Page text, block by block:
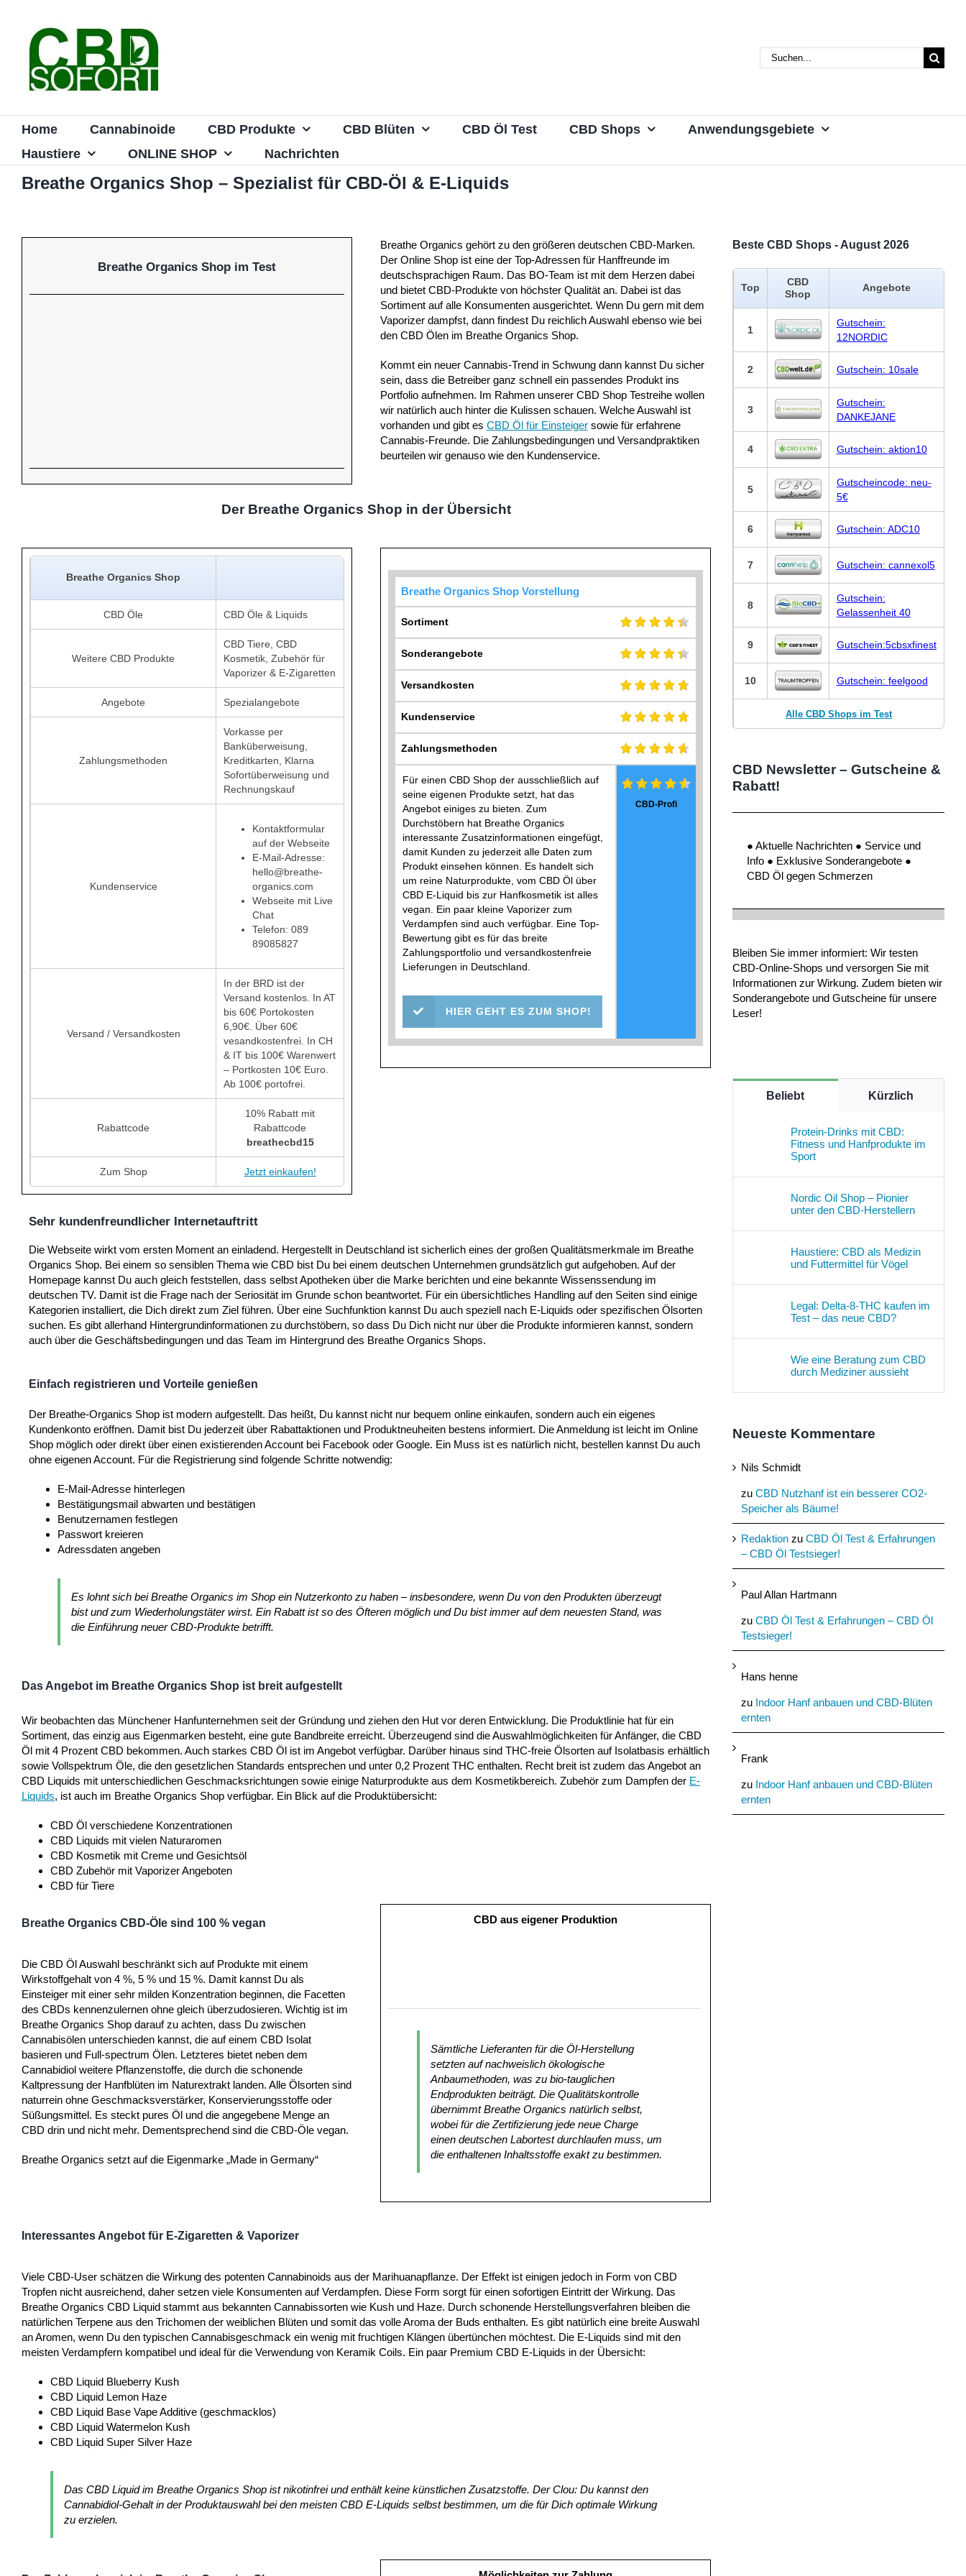
springen
Suche
nach:
Home Cannabinoide CBD Produkte CBD Blüten CBD Öl Test CBD Shops
Anwendungsgebiete
Haustiere
ONLINE SHOP Nachrichten
Breathe Organics Shop – Spezialist für CBD-Öl & E-Liquids
Breathe Organics Shop im Test
Breathe Organics gehört zu den größeren deutschen CBD-Marken.
Der Online Shop ist eine der Top-Adressen für Hanffreunde im
deutschsprachigen Raum. Das BO-Team ist mit dem Herzen dabei
und bietet CBD-Produkte von höchster Qualität an. Dabei ist das
Sortiment auf alle Konsumenten ausgerichtet. Wenn Du gern mit dem
Vaporizer dampfst, dann findest Du reichlich Auswahl ebenso wie bei
den CBD Ölen im Breathe Organics Shop.
Kommt ein neuer Cannabis-Trend in Schwung dann kannst Du sicher
sein, dass die Betreiber ganz schnell ein passendes Produkt ins
Portfolio aufnehmen. Im Rahmen unserer CBD Shop Testreihe wollen
wir natürlich auch hinter die Kulissen schauen. Welche Auswahl ist
vorhanden und gibt es CBD Öl für Einsteigersowie für erfahrene
Cannabis-Freunde. Die Zahlungsbedingungen und Versandpraktiken
beurteilen wir genauso wie den Kundenservice.
Der Breathe Organics Shop in der Übersicht
Breathe Organics Shop
CBD Öle CBD Öle & Liquids
Weitere CBD Produkte
CBD Tiere, CBD
Kosmetik, Zubehör für
Vaporizer & E-Zigaretten
Angebote Spezialangebote
Zahlungsmethoden
Vorkasse per
Banküberweisung,
Kreditkarten, Klarna
Sofortüberweisung und
Rechnungskauf
Kundenservice
Kontaktformular
auf der Webseite
E-Mail-Adresse:
hello@breathe-
organics.com
Webseite mit Live
Chat
Telefon: 089
89085827
Versand / Versandkosten
In der BRD ist der
Versand kostenlos. In AT
bis 60€ Portokosten
6,90€. Über 60€
vesandkostenfrei. In CH
& IT bis 100€ Warenwert
– Portkosten 10€ Euro.
Ab 100€ portofrei.
Rabattcode
10% Rabatt mit
Rabattcode
breathecbd15
Zum Shop Jetzt einkaufen!
Breathe Organics Shop Vorstellung
Sortiment
Sonderangebote
Versandkosten
Kundenservice
Zahlungsmethoden
CBD-Profi
Für einen CBD Shop der ausschließlich auf
seine eigenen Produkte setzt, hat das
Angebot einiges zu bieten. Zum
Durchstöbern hat Breathe Organics
interessante Zusatzinformationen eingefügt,
damit Kunden zu jederzeit alle Daten zum
Produkt einsehen können. Es handelt sich
um reine Naturprodukte, vom CBD Öl über
CBD E-Liquid bis zur Hanfkosmetik ist alles
vegan. Ein paar kleine Vaporizer zum
Verdampfen sind auch verfügbar. Eine Top-
Bewertung gibt es für das breite
Zahlungsportfolio und versandkostenfreie
Lieferungen in Deutschland.
HIER GEHT ES ZUM SHOP!
Sehr kundenfreundlicher Internetauftritt
Die Webseite wirkt vom ersten Moment an einladend. Hergestellt in Deutschland ist sicherlich eines der großen Qualitätsmerkmale im Breathe
Organics Shop. Bei einem so sensiblen Thema wie CBD bist Du bei einem deutschen Unternehmen grundsätzlich gut aufgehoben. Auf der
Homepage kannst Du auch gleich feststellen, dass selbst Apotheken über die Marke berichten und eine bekannte Wissenssendung im
deutschen TV. Damit ist die Frage nach der Seriosität im Grunde schon beantwortet. Für ein übersichtliches Handling auf den Seiten sind einige
Kategorien installiert, die Dich direkt zum Ziel führen. Über eine Suchfunktion kannst Du auch speziell nach E-Liquids oder spezifischen Ölsorten
suchen. Es gibt allerhand Hintergrundinformationen zu durchstöbern, so dass Du Dich nicht nur über die Produkte informieren kannst, sondern
auch über die Geschäftsbedingungen und das Team im Hintergrund des Breathe Organics Shops.
Einfach registrieren und Vorteile genießen
Der Breathe-Organics Shop ist modern aufgestellt. Das heißt, Du kannst nicht nur bequem online einkaufen, sondern auch ein eigenes
Kundenkonto eröffnen. Damit bist Du jederzeit über Rabattaktionen und Produktneuheiten bestens informiert. Die Anmeldung ist leicht im Online
Shop möglich oder direkt über einen existierenden Account bei Facebook oder Google. Ein Muss ist es natürlich nicht, bestellen kannst Du auch
ohne eigenen Account. Für die Registrierung sind folgende Schritte notwendig:
E-Mail-Adresse hinterlegen
Bestätigungsmail abwarten und bestätigen
Benutzernamen festlegen
Passwort kreieren
Adressdaten angeben
Es lohnt sich bei Breathe Organics im Shop ein Nutzerkonto zu haben – insbesondere, wenn Du von den Produkten überzeugt
bist und zum Wiederholungstäter wirst. Ein Rabatt ist so des Öfteren möglich und Du bist immer auf dem neuesten Stand, was
die Einführung neuer CBD-Produkte betrifft.
Das Angebot im Breathe Organics Shop ist breit aufgestellt
Wir beobachten das Münchener Hanfunternehmen seit der Gründung und ziehen den Hut vor deren Entwicklung. Die Produktlinie hat für ein
Sortiment, das einzig aus Eigenmarken besteht, eine gute Bandbreite erreicht. Überzeugend sind die Auswahlmöglichkeiten für Anfänger, die CBD
Öl mit 4 Prozent CBD bekommen. Auch starkes CBD Öl ist im Angebot verfügbar. Darüber hinaus sind THC-freie Ölsorten auf Isolatbasis erhältlich
sowie Vollspektrum Öle, die den gesetzlichen Standards entsprechen und unter 0,2 Prozent THC enthalten. Recht breit ist zudem das Angebot an
CBD Liquids mit unterschiedlichen Geschmacksrichtungen sowie einige Naturprodukte aus dem Kosmetikbereich. Zubehör zum Dampfen der E-
Liquids, ist auch im Breathe Organics Shop verfügbar. Ein Blick auf die Produktübersicht:
CBD Öl verschiedene Konzentrationen
CBD Liquids mit vielen Naturaromen
CBD Kosmetik mit Creme und Gesichtsöl
CBD Zubehör mit Vaporizer Angeboten
CBD für Tiere
Breathe Organics CBD-Öle sind 100 % vegan
Die CBD Öl Auswahl beschränkt sich auf Produkte mit einem
Wirkstoffgehalt von 4 %, 5 % und 15 %. Damit kannst Du als
Einsteiger mit einer sehr milden Konzentration beginnen, die Facetten
des CBDs kennenzulernen ohne gleich überzudosieren. Wichtig ist im
Breathe Organics Shop darauf zu achten, dass Du zwischen
Cannabisölen unterschieden kannst, die auf einem CBD Isolat
basieren und Full-spectrum Ölen. Letzteres bietet neben dem
Cannabidiol weitere Pflanzenstoffe, die durch die schonende
Kaltpressung der Hanfblüten im Naturextrakt landen. Alle Ölsorten sind
naturrein ohne Geschmacksverstärker, Konservierungsstoffe oder
Süßungsmittel. Es steckt pures Öl und die angegebene Menge an
CBD drin und nicht mehr. Dementsprechend sind die CBD-Öle vegan.
Breathe Organics setzt auf die Eigenmarke „Made in Germany“
CBD aus eigener Produktion
Sämtliche Lieferanten für die Öl-Herstellung
setzten auf nachweislich ökologische
Anbaumethoden, was zu bio-tauglichen
Endprodukten beiträgt. Die Qualitätskontrolle
übernimmt Breathe Organics natürlich selbst,
wobei für die Zertifizierung jede neue Charge
einen deutschen Labortest durchlaufen muss, um
die enthaltenen Inhaltsstoffe exakt zu bestimmen.
Interessantes Angebot für E-Zigaretten & Vaporizer
Viele CBD-User schätzen die Wirkung des potenten Cannabinoids aus der Marihuanapflanze. Der Effekt ist einigen jedoch in Form von CBD
Tropfen nicht ausreichend, daher setzen viele Konsumenten auf Verdampfen. Diese Form sorgt für einen sofortigen Eintritt der Wirkung. Das
Breathe Organics CBD Liquid stammt aus bekannten Cannabissorten wie Kush und Haze. Durch schonende Herstellungsverfahren bleiben die
natürlichen Terpene aus den Trichomen der weiblichen Blüten und somit das volle Aroma der Buds enthalten. Es gibt natürlich eine breite Auswahl
an Aromen, wenn Du den typischen Cannabisgeschmack ein wenig mit fruchtigen Klängen übertünchen möchtest. Die E-Liquids sind mit den
meisten Verdampfern kompatibel und ideal für die Verwendung von Keramik Coils. Ein paar Premium CBD E-Liquids in der Übersicht:
CBD Liquid Blueberry Kush
CBD Liquid Lemon Haze
CBD Liquid Base Vape Additive (geschmacklos)
CBD Liquid Watermelon Kush
CBD Liquid Super Silver Haze
Das CBD Liquid im Breathe Organics Shop ist nikotinfrei und enthält keine künstlichen Zusatzstoffe. Der Clou: Du kannst den
Cannabidiol-Gehalt in der Produktauswahl bei den meisten CBD E-Liquids selbst bestimmen, um die für Dich optimale Wirkung
zu erzielen.
Beste CBD Shops - August 2026
Top
CBD
Shop
Angebote
1
Gutschein:
12NORDIC
2 Gutschein: 10sale
3
Gutschein:
DANKEJANE
4 Gutschein: aktion10
5
Gutscheincode: neu-
5€
6 Gutschein: ADC10
7 Gutschein: cannexol5
8
Gutschein:
Gelassenheit 40
9 Gutschein:5cbsxfinest
10 Gutschein: feelgood
Alle CBD Shops im Test
CBD Newsletter – Gutscheine &
Rabatt!
● Aktuelle Nachrichten ● Service und
Info ● Exklusive Sonderangebote ●
CBD Öl gegen Schmerzen
Bleiben Sie immer informiert: Wir testen
CBD-Online-Shops und versorgen Sie mit
Informationen zur Wirkung. Zudem bieten wir
Sonderangebote und Gutscheine für unsere
Leser!
Beliebt Kürzlich
Protein-Drinks mit CBD:
Fitness und Hanfprodukte im
Sport
Nordic Oil Shop – Pionier
unter den CBD-Herstellern
Haustiere: CBD als Medizin
und Futtermittel für Vögel
Legal: Delta-8-THC kaufen im
Test – das neue CBD?
Wie eine Beratung zum CBD
durch Mediziner aussieht
Neueste Kommentare
Nils Schmidt
zu CBD Nutzhanf ist ein besserer CO2-
Speicher als Bäume!
Redaktion zu CBD Öl Test & Erfahrungen
– CBD Öl Testsieger!
Paul Allan Hartmann
zu CBD Öl Test & Erfahrungen – CBD Öl
Testsieger!
Hans henne
zu Indoor Hanf anbauen und CBD-Blüten
ernten
Frank
zu Indoor Hanf anbauen und CBD-Blüten
ernten